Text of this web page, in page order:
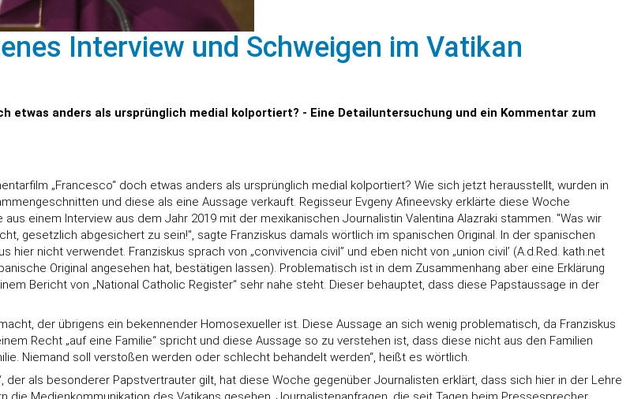
Interview und Schweigen im Vatikan
etwas anders als ursprünglich medial kolportiert? - Eine Detailuntersuchung und ein Kommentar zum
„Francesco“ doch etwas anders als ursprünglich medial kolportiert? Wie sich jetzt herausstellt, wurden in
und diese als eine Aussage verkauft. Regisseur Evgeny Afineevsky erklärte diese Woche
einem Interview aus dem Jahr 2019 mit der mexikanischen Journalistin Valentina Alazraki stammen. "Was wir
gesetzlich abgesichert zu sein!", sagte Franziskus damals wörtlich im spanischen Original. In der spanischen
nicht verwendet. Franziskus sprach von „convivencia civil” und eben nicht von „union civil’ (A.d.Red. kath.net
Original angesehen hat, bestätigen lassen). Problematisch ist in dem Zusammenhang aber eine Erklärung
Bericht von „National Catholic Register“ sehr nahe steht. Dieser behauptet, dass diese Papstaussage in der
der übrigens ein bekennender Homosexueller ist. Diese Aussage an sich wenig problematisch, da Franziskus
Recht „auf eine Familie“ spricht und diese Aussage so zu verstehen ist, dass diese nicht aus den Familien
Niemand soll verstoßen werden oder schlecht behandelt werden“, heißt es wörtlich.
der als besonderer Papstvertrauter gilt, hat diese Woche gegenüber Journalisten erklärt, dass sich hier in der Lehre